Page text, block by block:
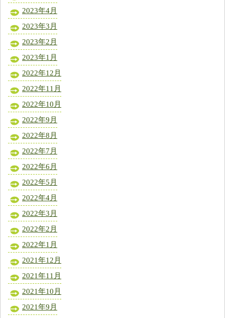
2023年4月
2023年3月
2023年2月
2023年1月
2022年12月
2022年11月
2022年10月
2022年9月
2022年8月
2022年7月
2022年6月
2022年5月
2022年4月
2022年3月
2022年2月
2022年1月
2021年12月
2021年11月
2021年10月
2021年9月